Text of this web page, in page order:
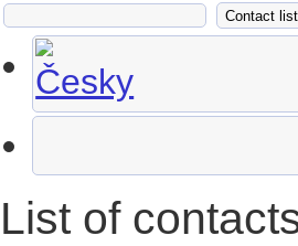
List of